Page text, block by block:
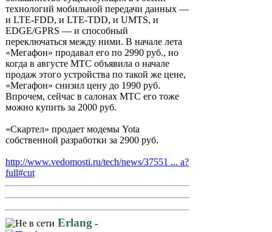
технологий мобильной передачи данных —
и LTE-FDD, и LTE-TDD, и UMTS, и
EDGE/GPRS — и способный
переключаться между ними. В начале лета
«Мегафон» продавал его по 2990 руб., но
когда в августе МТС объявила о начале
продаж этого устройства по такой же цене,
«Мегафон» снизил цену до 1990 руб.
Впрочем, сейчас в салонах МТС его тоже
можно купить за 2000 руб.
«Скартел» продает модемы Yota
собственной разработки за 2900 руб.
http://www.vedomosti.ru/tech/news/37551 ... a?
full#cut
Erlang -